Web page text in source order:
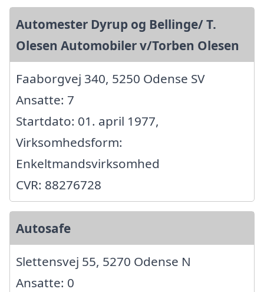
Automester Dyrup og Bellinge/ T.
Olesen Automobiler v/Torben Olesen
Faaborgvej 340, 5250 Odense SV
Ansatte: 7
Startdato: 01. april 1977,
Virksomhedsform:
Enkeltmandsvirksomhed
CVR: 88276728
Autosafe
Slettensvej 55, 5270 Odense N
Ansatte: 0